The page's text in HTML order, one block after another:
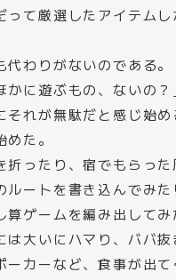
って厳選したアイテムし
わりがないのである。
かに遊ぶもの、ないの
それが無駄だと感じ始
た。
折ったり、宿でもらった
ルートを書き込んでみた
算ゲームを編み出してみ
は大いにハマり、ババ抜
ーカーなど、食事が出て